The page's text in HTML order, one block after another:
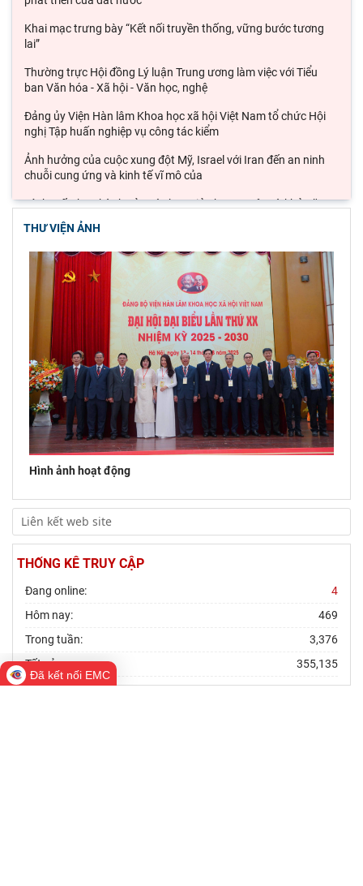
Khai mạc trưng bày “Kết nối truyền thống, vững bước tương
lai”
Thường trực Hội đồng Lý luận Trung ương làm việc với Tiểu
ban Văn hóa - Xã hội - Văn học, nghệ
Đảng ủy Viện Hàn lâm Khoa học xã hội Việt Nam tổ chức Hội
nghị Tập huấn nghiệp vụ công tác kiểm
Ảnh hưởng của cuộc xung đột Mỹ, Israel với Iran đến an ninh
chuỗi cung ứng và kinh tế vĩ mô của
Lý thuyết thực hành của các học giả phương Tây và khả năng
ứng dụng vào phát triển du lịch cộng
thực tế tại thành phố Hồ Chí Minh
Hội thảo khoa học quốc gia “Danh nhân văn hóa Lê Quý Đôn -
Di sản và giá trị thời đại”
THƯ VIỆN ẢNH
Hình ảnh hoạt động
THỐNG KÊ TRUY CẬP
Đang online:
4
Hôm nay:
469
Trong tuần:
3,376
Tất cả:
355,135
Đã kết nối EMC